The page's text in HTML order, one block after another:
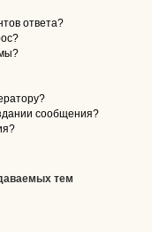
ответа?
сообщения?
тем